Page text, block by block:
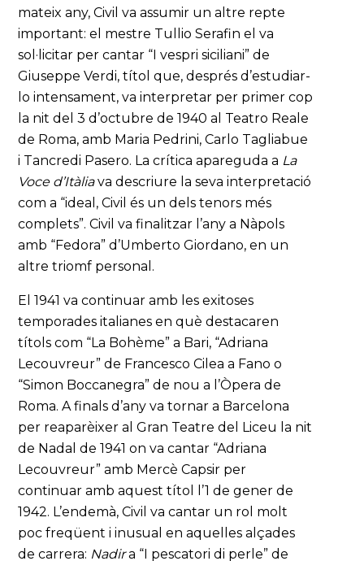
mateix any, Civil va assumir un altre repte
important: el mestre Tullio Serafin el va
sol·licitar per cantar “I vespri siciliani” de
Giuseppe Verdi, títol que, després d’estudiar-
lo intensament, va interpretar per primer cop
la nit del 3 d’octubre de 1940 al Teatro Reale
de Roma, amb Maria Pedrini, Carlo Tagliabue
i Tancredi Pasero. La crítica apareguda a La
Voce d’Itàliava descriure la seva interpretació
com a “ideal, Civil és un dels tenors més
complets”. Civil va finalitzar l’any a Nàpols
amb “Fedora” d’Umberto Giordano, en un
altre triomf personal.
El 1941 va continuar amb les exitoses
temporades italianes en què destacaren
títols com “La Bohème” a Bari, “Adriana
Lecouvreur” de Francesco Cilea a Fano o
“Simon Boccanegra” de nou a l’Òpera de
Roma. A finals d’any va tornar a Barcelona
per reaparèixer al Gran Teatre del Liceu la nit
de Nadal de 1941 on va cantar “Adriana
Lecouvreur” amb Mercè Capsir per
continuar amb aquest títol l’1 de gener de
1942. L’endemà, Civil va cantar un rol molt
poc freqüent i inusual en aquelles alçades
de carrera: Nadira “I pescatori di perle” de